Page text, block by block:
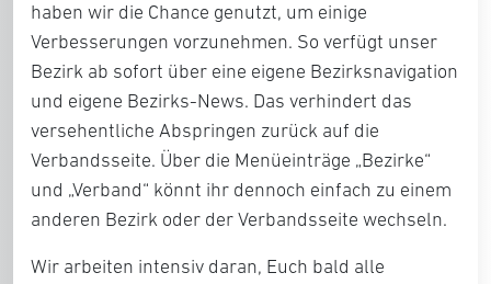
haben wir die Chance genutzt, um einige
Verbesserungen vorzunehmen. So verfügt unser
Bezirk ab sofort über eine eigene Bezirksnavigation
und eigene Bezirks-News. Das verhindert das
versehentliche Abspringen zurück auf die
Verbandsseite. Über die Menüeinträge „Bezirke“
und „Verband“ könnt ihr dennoch einfach zu einem
anderen Bezirk oder der Verbandsseite wechseln.
Wir arbeiten intensiv daran, Euch bald alle